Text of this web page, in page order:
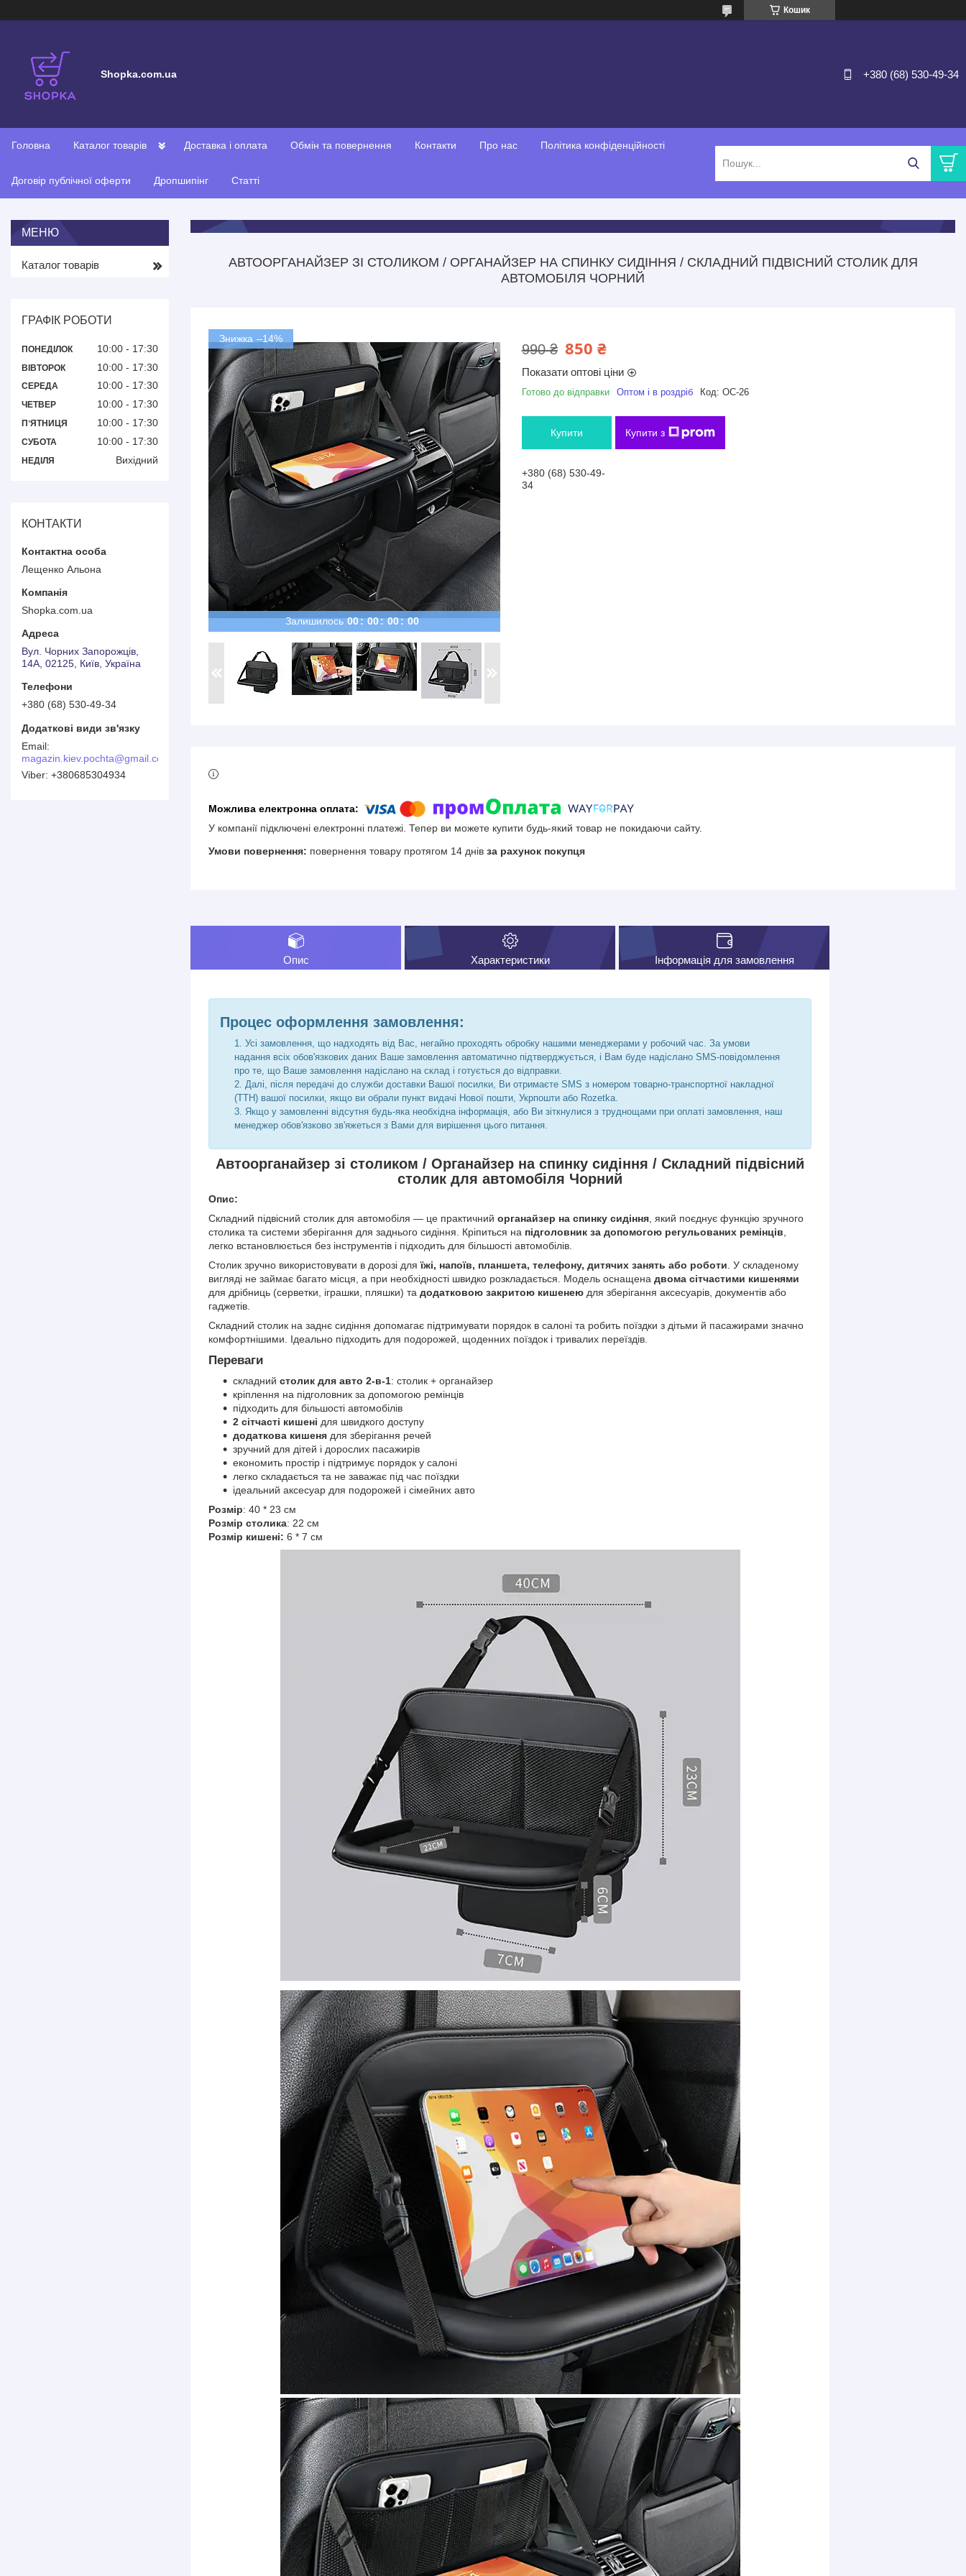
Кошик
Shopka.com.ua +380 (68) 530-49-34
Головна Каталог товарів Доставка і оплата Обмін та повернення Контакти Про нас Політика конфіденційності
Договір публічної оферти Дропшипінг Статті
АВТООРГАНАЙЗЕР ЗІ СТОЛИКОМ / ОРГАНАЙЗЕР НА СПИНКУ СИДІННЯ / СКЛАДНИЙ ПІДВІСНИЙ СТОЛИК ДЛЯ
АВТОМОБІЛЯ​​​​​​​ ЧОРНИЙ
Залишилось 00 00 00 00
–14%
990 ₴ 850 ₴
Показати оптові ціни
Готово до відправки Оптом і в роздріб Код: ОС-26
Купити Купити з
+380 (68) 530-49-
34
У компанії підключені електронні платежі. Тепер ви можете купити будь-який товар не покидаючи сайту.
повернення товару протягом 14 днів за рахунок покупця
Опис Характеристики Інформація для замовлення
Процес оформлення замовлення:
Усі замовлення, що надходять від Вас, негайно проходять обробку нашими менеджерами у робочий час. За умови
надання всіх обов'язкових даних Ваше замовлення автоматично підтверджується, і Вам буде надіслано SMS-повідомлення
про те, що Ваше замовлення надіслано на склад і готується до відправки.
Далі, після передачі до служби доставки Вашої посилки, Ви отримаєте SMS з номером товарно-транспортної накладної
(ТТН) вашої посилки, якщо ви обрали пункт видачі Нової пошти, Укрпошти або Rozetka.
Якщо у замовленні відсутня будь-яка необхідна інформація, або Ви зіткнулися з труднощами при оплаті замовлення, наш
менеджер обов'язково зв'яжеться з Вами для вирішення цього питання.
Автоорганайзер зі столиком / Органайзер на спинку сидіння / Складний підвісний
столик для автомобіля Чорний
Опис:
Складний підвісний столик для автомобіля — це практичний органайзер на спинку сидіння , який поєднує функцію зручного
столика та системи зберігання для заднього сидіння. Кріпиться на підголовник за допомогою регульованих ремінців
легко встановлюється без інструментів і підходить для більшості автомобілів.
Столик зручно використовувати в дорозі дляїжі, напоїв, планшета, телефону, дитячих занять або роботи . У складеному
вигляді не займає багато місця, а при необхідності швидко розкладається. Модель оснащена двома сітчастими кишенями
для дрібниць (серветки, іграшки, пляшки) та додатковою закритою кишенею для зберігання аксесуарів, документів або
гаджетів.
Складний столик на заднє сидіння допомагає підтримувати порядок в салоні та робить поїздки з дітьми й пасажирами значно
комфортнішими. Ідеально підходить для подорожей, щоденних поїздок і тривалих переїздів.
Переваги
складний столик для авто 2-в-1: столик + органайзер
кріплення на підголовник за допомогою ремінців
підходить для більшості автомобілів
2 сітчасті кишені для швидкого доступу
додаткова кишеня для зберігання речей
зручний для дітей і дорослих пасажирів
економить простір і підтримує порядок у салоні
легко складається та не заважає під час поїздки
ідеальний аксесуар для подорожей і сімейних авто
Розмір: 40 * 23 см
Розмір столика: 22 см
Розмір кишені: 6 * 7 см
Каталог товарів
ГРАФІК РОБОТИ
ПОНЕДІЛОК 10:00 17:30
ВІВТОРОК 10:00 17:30
СЕРЕДА 10:00 17:30
ЧЕТВЕР 10:00 17:30
ПʼЯТНИЦЯ 10:00 17:30
СУБОТА 10:00 17:30
НЕДІЛЯ Вихідний
КОНТАКТИ
Лещенко Альона
Shopka.com.ua
Вул. Чорних Запорожців,
14А, 02125, Київ, Україна
+380 (68) 530-49-34
magazin.kiev.pochta@gmail.com
+380685304934